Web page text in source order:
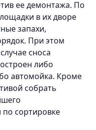
ее демонтажа. По
в их дворе
запахи,
При этом
сноса
либо
автомойка. Кроме
собрать
сортировке